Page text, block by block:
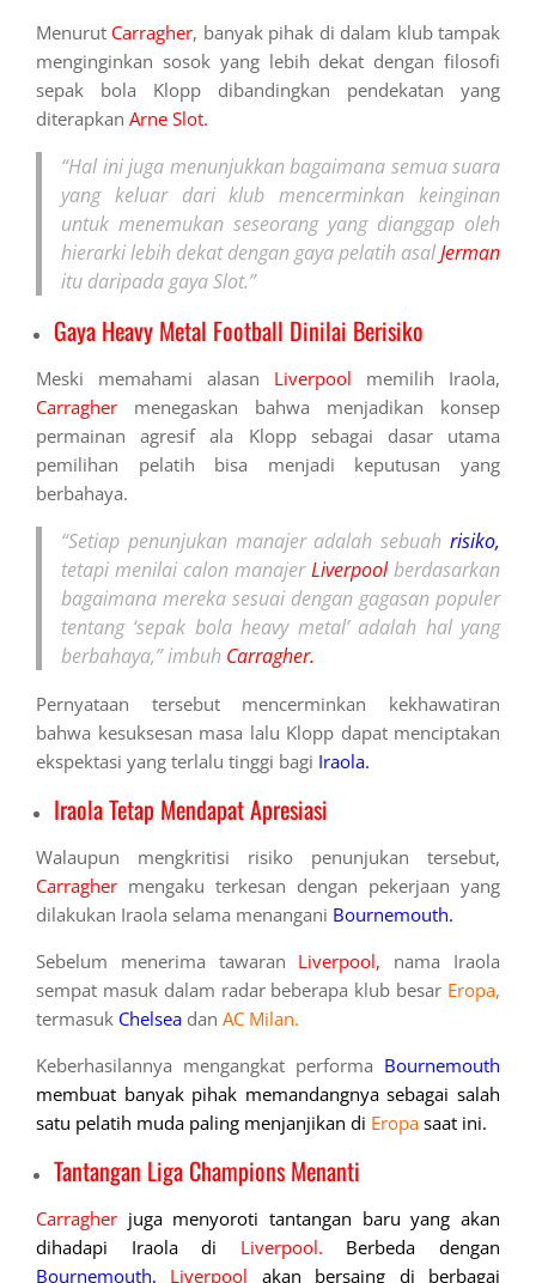
Menurut Carragher, banyak pihak di dalam klub tampak
menginginkan sosok yang lebih dekat dengan filosofi
sepak bola Klopp dibandingkan pendekatan yang
diterapkan Arne Slot.
“Hal ini juga menunjukkan bagaimana semua suara
yang keluar dari klub mencerminkan keinginan
untuk menemukan seseorang yang dianggap oleh
hierarki lebih dekat dengan gaya pelatih asalJerman
itu daripada gaya Slot.”
Gaya Heavy Metal Football Dinilai Berisiko
Meski memahami alasan Liverpool memilih Iraola,
Carragher menegaskan bahwa menjadikan konsep
permainan agresif ala Klopp sebagai dasar utama
pemilihan pelatih bisa menjadi keputusan yang
berbahaya.
“Setiap penunjukan manajer adalah sebuah risiko,
tetapi menilai calon manajerLiverpoolberdasarkan
bagaimana mereka sesuai dengan gagasan populer
tentang ‘sepak bola heavy metal’ adalah hal yang
berbahaya,” imbuh Carragher.
Pernyataan tersebut mencerminkan kekhawatiran
bahwa kesuksesan masa lalu Klopp dapat menciptakan
ekspektasi yang terlalu tinggi bagi Iraola.
Iraola Tetap Mendapat Apresiasi
Walaupun mengkritisi risiko penunjukan tersebut,
Carragher mengaku terkesan dengan pekerjaan yang
dilakukan Iraola selama menangani Bournemouth.
Sebelum menerima tawaran Liverpool, nama Iraola
sempat masuk dalam radar beberapa klub besar Eropa,
termasuk Chelsea dan AC Milan.
Keberhasilannya mengangkat performa Bournemouth
membuat banyak pihak memandangnya sebagai salah
satu pelatih muda paling menjanjikan di Eropa saat ini.
Tantangan Liga Champions Menanti
Carragher juga menyoroti tantangan baru yang akan
dihadapi Iraola di Liverpool. Berbeda dengan
Bournemouth,
Liverpool akan bersaing di berbagai